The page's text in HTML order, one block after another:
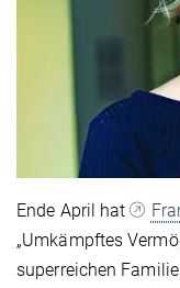
Ende April hat
„Umkämpftes
superreichen